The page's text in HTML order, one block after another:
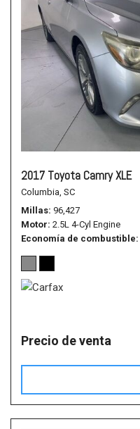
2017 Toyota Camry XLE
Columbia, SC
Millas 96,427
Motor 2.5L 4-Cyl Engine
Economía de combustible
Precio de venta